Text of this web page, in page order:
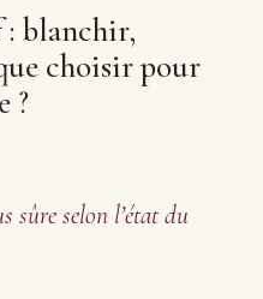
blanchir,
choisir pour
?
sûre selon l’état du